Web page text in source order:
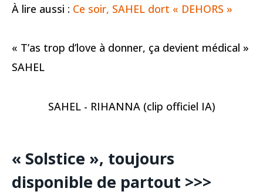
À lire aussi : Ce soir, SAHEL dort « DEHORS »
« T’as trop d’love à donner, ça devient médical »
SAHEL
SAHEL - RIHANNA (clip officiel IA)
« Solstice », toujours
disponible de partout >>>